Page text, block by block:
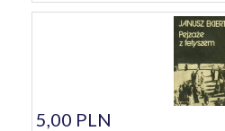
5,00 PLN